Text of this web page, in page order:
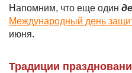
Напомним, что еще один
Международный день
июня.
Традиции